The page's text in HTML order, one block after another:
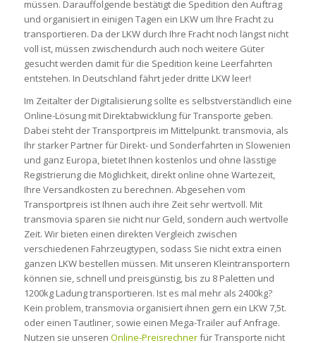
müssen. Darauffolgende bestätigt die Spedition den Auftrag
und organisiert in einigen Tagen ein LKW um Ihre Fracht zu
transportieren. Da der LKW durch Ihre Fracht noch längst nicht
voll ist, müssen zwischendurch auch noch weitere Güter
gesucht werden damit für die Spedition keine Leerfahrten
entstehen. In Deutschland fährt jeder dritte LKW leer!
Im Zeitalter der Digitalisierung sollte es selbstverständlich eine
Online-Lösung mit Direktabwicklung für Transporte geben.
Dabei steht der Transportpreis im Mittelpunkt. transmovia, als
Ihr starker Partner für Direkt- und Sonderfahrten in Slowenien
und ganz Europa, bietet Ihnen kostenlos und ohne lässtige
Registrierung die Möglichkeit, direkt online ohne Wartezeit,
Ihre Versandkosten zu berechnen. Abgesehen vom
Transportpreis ist Ihnen auch ihre Zeit sehr wertvoll. Mit
transmovia sparen sie nicht nur Geld, sondern auch wertvolle
Zeit. Wir bieten einen direkten Vergleich zwischen
verschiedenen Fahrzeugtypen, sodass Sie nicht extra einen
ganzen LKW bestellen müssen. Mit unseren Kleintransportern
können sie, schnell und preisgünstig, bis zu 8 Paletten und
1200kg Ladung transportieren. Ist es mal mehr als 2400kg?
Kein problem, transmovia organisiert ihnen gern ein LKW 7,5t.
oder einen Tautliner, sowie einen Mega-Trailer auf Anfrage.
Nutzen sie unseren Online-Preisrechnerfür Transporte nicht